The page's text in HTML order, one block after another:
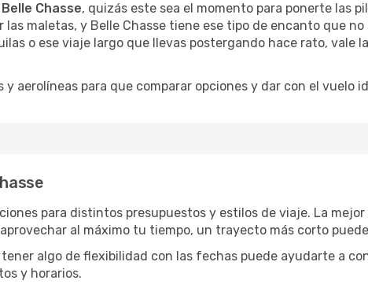
Chasse, quizás este sea el momento para ponerte las
maletas, y Belle Chasse tiene ese tipo de encanto que no
o ese viaje largo que llevas postergando hace rato, vale
aerolíneas para que comparar opciones y dar con el vuelo
para distintos presupuestos y estilos de viaje. La
al máximo tu tiempo, un trayecto más corto
algo de flexibilidad con las fechas puede ayudarte a
y horarios.